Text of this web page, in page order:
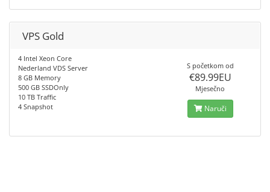
VPS Gold
4 Intel Xeon Core
Nederland VDS Server
8 GB Memory
500 GB SSDOnly
10 TB Traffic
4 Snapshot
S početkom od
€89.99EU
Mjesečno
Naruči